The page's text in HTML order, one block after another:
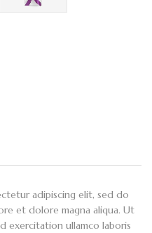
adipiscing elit, sed do
et dolore magna aliqua. Ut
exercitation ullamco laboris